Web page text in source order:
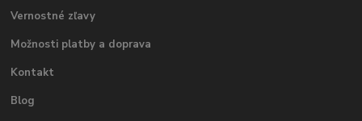
Vernostné zľavy
Možnosti platby a doprava
Kontakt
Blog